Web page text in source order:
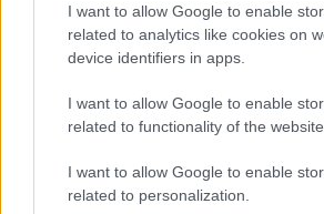
I want to allow Google to enable
related to analytics like cookies on
device identifiers in apps.
I want to allow Google to enable
related to functionality of the
I want to allow Google to enable
related to personalization.
αξιοποίηση) και τα υπόλοιπα μισά
για κοινωνική στέγαση. Έτσι
στέγη για τους δικαιούχους,
περιουσία του Δημοσίου και
κινείται η οικοδομή και
το Δημόσιο θα συνεχίσει και πάλι
λόγο στην αξιοποίηση της